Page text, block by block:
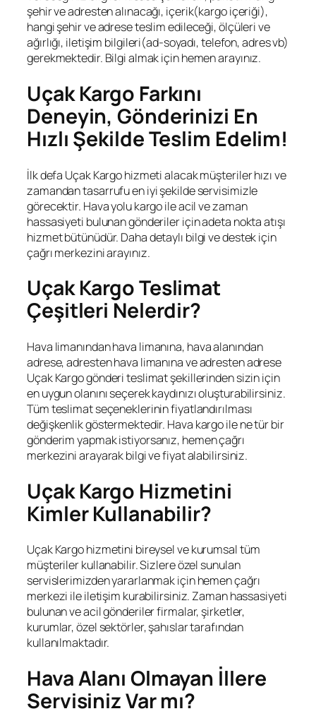
şehir ve adresten alınacağı, içerik(kargo içeriği),
hangi şehir ve adrese teslim edileceği, ölçüleri ve
ağırlığı, iletişim bilgileri(ad-soyadı, telefon, adres vb)
gerekmektedir. Bilgi almak için hemen arayınız.
Uçak Kargo Farkını
Deneyin, Gönderinizi En
Hızlı Şekilde Teslim Edelim!
İlk defa Uçak Kargo hizmeti alacak müşteriler hızı ve
zamandan tasarrufu en iyi şekilde servisimizle
görecektir. Hava yolu kargo ile acil ve zaman
hassasiyeti bulunan gönderiler için adeta nokta atışı
hizmet bütünüdür. Daha detaylı bilgi ve destek için
çağrı merkezini arayınız.
Uçak Kargo Teslimat
Çeşitleri Nelerdir?
Hava limanından hava limanına, hava alanından
adrese, adresten hava limanına ve adresten adrese
Uçak Kargo gönderi teslimat şekillerinden sizin için
en uygun olanını seçerek kaydınızı oluşturabilirsiniz.
Tüm teslimat seçeneklerinin fiyatlandırılması
değişkenlik göstermektedir. Hava kargo ile ne tür bir
gönderim yapmak istiyorsanız, hemen çağrı
merkezini arayarak bilgi ve fiyat alabilirsiniz.
Uçak Kargo Hizmetini
Kimler Kullanabilir?
Uçak Kargo hizmetini bireysel ve kurumsal tüm
müşteriler kullanabilir. Sizlere özel sunulan
servislerimizden yararlanmak için hemen çağrı
merkezi ile iletişim kurabilirsiniz. Zaman hassasiyeti
bulunan ve acil gönderiler firmalar, şirketler,
kurumlar, özel sektörler, şahıslar tarafından
kullanılmaktadır.
Hava Alanı Olmayan İllere
Servisiniz Var mı?